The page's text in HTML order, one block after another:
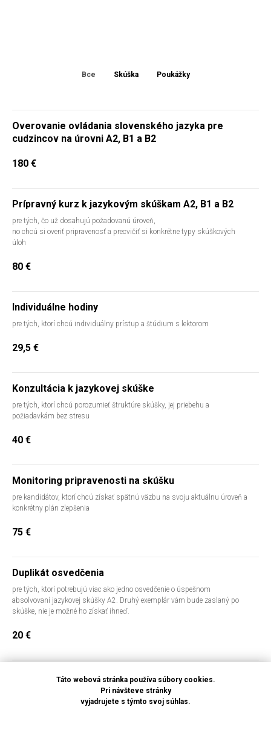
Все Skúška Poukážky
Overovanie ovládania slovenského jazyka pre
cudzincov na úrovni A2, B1 a B2
180 €
Prípravný kurz k jazykovým skúškam A2, B1 a B2
pre tých, čo už dosahujú požadovanú úroveň,
no chcú si overiť pripravenosť a precvičiť si konkrétne typy skúškových
úloh
80 €
Individuálne hodiny
pre tých, ktorí chcú individuálny prístup a štúdium s lektorom
29,5 €
Konzultácia k jazykovej skúške
pre tých, ktorí chcú porozumieť štruktúre skúšky, jej priebehu a
požiadavkám bez stresu
40 €
Monitoring pripravenosti na skúšku
pre kandidátov, ktorí chcú získať spätnú väzbu na svoju aktuálnu úroveň a
konkrétny plán zlepšenia
75 €
Duplikát osvedčenia
pre tých, ktorí potrebujú viac ako jedno osvedčenie o úspešnom
absolvovaní jazykovej skúšky A2. Druhý exemplár vám bude zaslaný po
skúške, nie je možné ho získať ihneď.
20 €
DARČEKOVÝ POUKAZ
Darčekový poukaz platí na všetky služby školy.
Daruj jazyk. Daruj budúcnosť.
Táto webová stránka používa súbory cookies.
Pri návšteve stránky
vyjadrujete s týmto svoj súhlas.